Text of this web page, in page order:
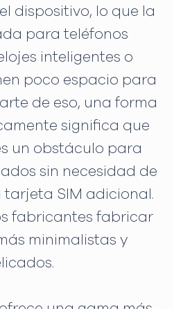
dispositivo, lo que la
para teléfonos
inteligentes o
poco espacio para
de eso, una forma
significa que
un obstáculo para
sin necesidad de
SIM adicional.
fabricantes fabricar
minimalistas y